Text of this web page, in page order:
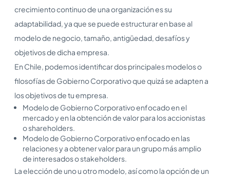
crecimiento continuo de una organización es su
adaptabilidad, ya que se puede estructurar en base al
modelo de negocio, tamaño, antigüedad, desafíos y
objetivos de dicha empresa.
En Chile, podemos identificar dos principales modelos o
filosofías de Gobierno Corporativo que quizá se adapten a
los objetivos de tu empresa.
Modelo de Gobierno Corporativo enfocado en el
mercado y en la obtención de valor para los accionistas
o shareholders.
Modelo de Gobierno Corporativo enfocado en las
relaciones y a obtener valor para un grupo más amplio
de interesados o stakeholders.
La elección de uno u otro modelo, así como la opción de un